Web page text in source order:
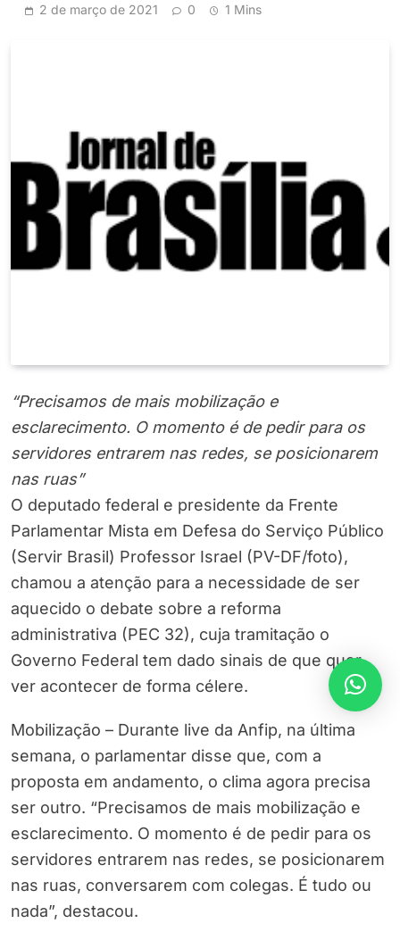
2 de março de 2021 0 1 Mins
“Precisamos de mais mobilização e
esclarecimento. O momento é de pedir para os
servidores entrarem nas redes, se posicionarem
nas ruas”
O deputado federal e presidente da Frente
Parlamentar Mista em Defesa do Serviço Público
(Servir Brasil) Professor Israel (PV-DF/foto),
chamou a atenção para a necessidade de ser
aquecido o debate sobre a reforma
administrativa (PEC 32), cuja tramitação o
Governo Federal tem dado sinais de que quer
ver acontecer de forma célere.
Mobilização – Durante live da Anfip, na última
semana, o parlamentar disse que, com a
proposta em andamento, o clima agora precisa
ser outro. “Precisamos de mais mobilização e
esclarecimento. O momento é de pedir para os
servidores entrarem nas redes, se posicionarem
nas ruas, conversarem com colegas. É tudo ou
nada”, destacou.